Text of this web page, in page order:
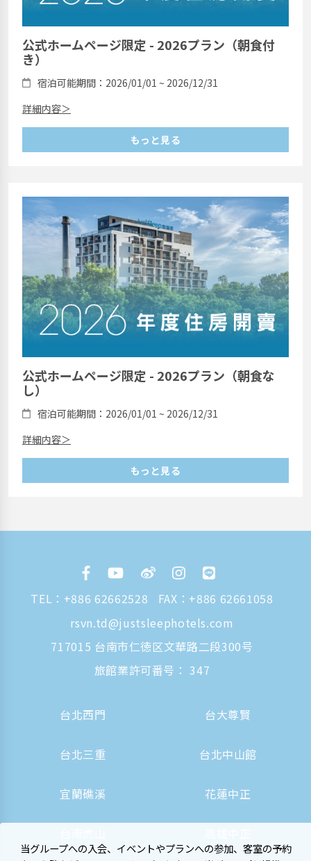
公式ホームページ限定 - 2026プラン（朝食付
き）
宿泊可能期間：2026/01/01 ~ 2026/12/31
詳細内容＞
もっと見る
公式ホームページ限定 - 2026プラン（朝食な
し）
宿泊可能期間：2026/01/01 ~ 2026/12/31
詳細内容＞
もっと見る
TEL： +886 62662528
FAX：+886 62661058
rsvn.td@justsleephotels.com
717015 台南市仁徳区文華路二段300号
旅館業許可番号： 347
台北西門 台大尊賢
台北三重 台北中山館
宜蘭礁溪 花蓮中正
当グループへの入会、イベントやプランへの参加、客室の予約